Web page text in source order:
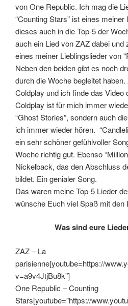
von One Republic. Ich mag die
“Counting Stars” ist eines
dieses auch in die Top-5 der
auch ein Lied von ZAZ dabei und
eines meiner Lieblingslieder von
Neben den beiden gibt es noch
durch die Woche begleitet haben.
Coldplay und ich finde das Video
Coldplay ist für mich immer
“Ghost Stories”, sondern auch
ich immer wieder hören.
ein sehr schöner gefühlvoller
Woche richtig gut. Ebenso
Nickelback, das den Abschluss
bildet. Ein genialer Song.
Das waren meine Top-5 Lieder
wünsche Euch viel Spaß mit den
Was sind eure
ZAZ – La
parisienne[youtube=https://
v=a9v4JtjBu8k”]
One Republic – Counting
Stars[youtube=”https://